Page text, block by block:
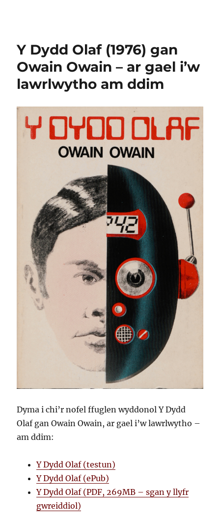
Y Dydd Olaf (1976) gan
Owain Owain – ar gael i’w
lawrlwytho am ddim
Dyma i chi’r nofel ffuglen wyddonol Y Dydd
Olaf gan Owain Owain, ar gael i’w lawrlwytho –
am ddim:
Y Dydd Olaf (testun)
Y Dydd Olaf (ePub)
Y Dydd Olaf (PDF, 269MB – sgan y llyfr
gwreiddiol)